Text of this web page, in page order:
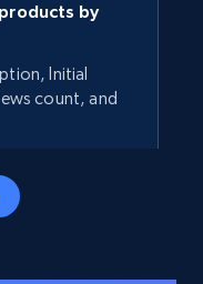
by
Initial
count, and
grátis